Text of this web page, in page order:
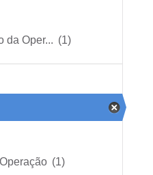
da Oper... (1)
(1)